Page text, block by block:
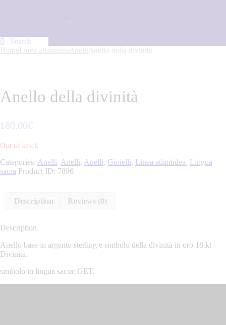
HomeLinea atlantidea Anelli Anello della divinità
Anello della divinità
180.00€
Out of stock
Categories: Anelli, Anelli, Anelli, Gioielli, Linea atlantidea, Lingua
sacra Product ID: 7896
Description Reviews (0)
Description
Anello base in argento sterling e simbolo della divinità in oro 18 kt –
Divinità.
simbolo in lingua sacra: GET.